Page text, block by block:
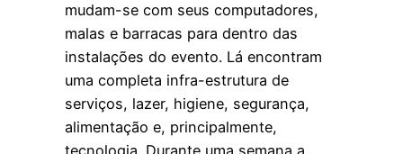
mudam-se com seus computadores,
malas e barracas para dentro das
instalações do evento. Lá encontram
uma completa infra-estrutura de
serviços, lazer, higiene, segurança,
alimentação e, principalmente,